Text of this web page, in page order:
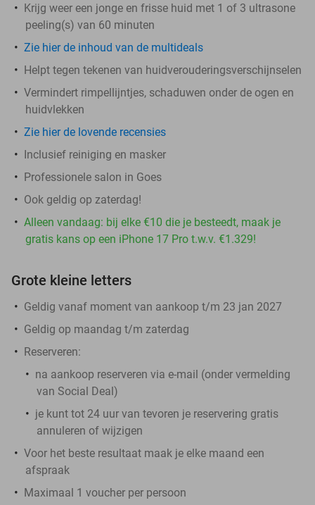
Krijg weer een jonge en frisse huid met 1 of 3 ultrasone
peeling(s) van 60 minuten
Zie hier de inhoud van de multideals
Helpt tegen tekenen van huidverouderingsverschijnselen
Vermindert rimpellijntjes, schaduwen onder de ogen en
huidvlekken
Zie hier de lovende recensies
Inclusief reiniging en masker
Professionele salon in Goes
Ook geldig op zaterdag!
Alleen vandaag: bij elke €10 die je besteedt, maak je
gratis kans op een iPhone 17 Pro t.w.v. €1.329!
Grote kleine letters
Geldig vanaf moment van aankoop t/m 23 jan 2027
Geldig op maandag t/m zaterdag
Reserveren:
na aankoop reserveren via e-mail (onder vermelding
van Social Deal)
je kunt tot 24 uur van tevoren je reservering gratis
annuleren of wijzigen
Voor het beste resultaat maak je elke maand een
afspraak
Maximaal 1 voucher per persoon